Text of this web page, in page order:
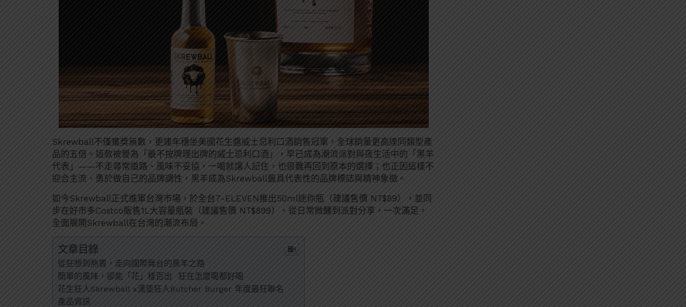
Skrewball不僅獲獎無數，更連年穩坐美國花生醬威士忌利口酒銷售冠軍，全球銷量更高達同類型產
品的五倍。這款被譽為「最不按牌理出牌的威士忌利口酒」，早已成為潮流派對與夜生活中的「黑羊
代表」——不走尋常道路、風味不妥協，一喝就讓人記住，也很難再回到原本的選擇；也正因這樣不
迎合主流、勇於做自己的品牌調性，黑羊成為Skrewball最具代表性的品牌標誌與精神象徵。
如今Skrewball正式進軍台灣市場，於全台7-ELEVEN推出50ml迷你瓶（建議售價 NT$89），並同
步在好市多Costco販售1L大容量瓶裝（建議售價 NT$899），從日常微醺到派對分享，一次滿足，
全面展開Skrewball在台灣的潮流布局。
文章目錄
從狂想到熱賣，走向國際舞台的黑羊之路
簡單的風味，卻能「花」樣百出 狂在怎麼喝都好喝
花生狂人Skrewball x漢堡狂人Butcher Burger 年度最狂聯名
產品資訊